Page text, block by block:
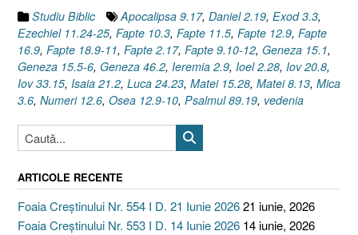
Studiu Biblic Apocalipsa 9.17, Daniel 2.19, Exod 3.3,
Ezechiel 11.24-25, Fapte 10.3, Fapte 11.5, Fapte 12.9, Fapte
16.9, Fapte 18.9-11, Fapte 2.17, Fapte 9.10-12, Geneza 15.1,
Geneza 15.5-6, Geneza 46.2, Ieremia 2.9, Ioel 2.28, Iov 20.8,
Iov 33.15, Isaia 21.2, Luca 24.23, Matei 15.28, Matei 8.13, Mica
3.6, Numeri 12.6, Osea 12.9-10, Psalmul 89.19, vedenia
ARTICOLE RECENTE
Foaia Creștinului Nr. 554 I D. 21 Iunie 202621 iunie, 2026
Foaia Creștinului Nr. 553 I D. 14 Iunie 2026 14 iunie, 2026